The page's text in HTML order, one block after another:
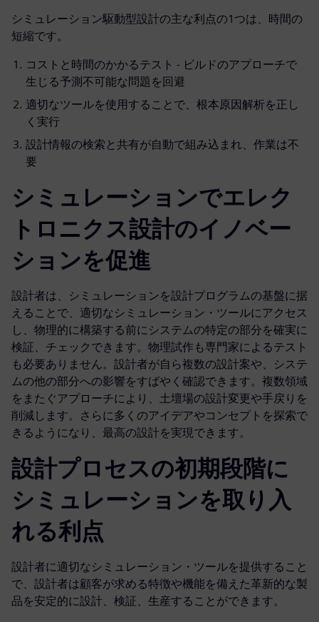
シミュレーション駆動型設計の主な利点の1つは、時間の
短縮です。
コストと時間のかかるテスト - ビルドのアプローチで
生じる予測不可能な問題を回避
適切なツールを使用することで、根本原因解析を正し
く実行
設計情報の検索と共有が自動で組み込まれ、作業は不
要
シミュレーションでエレク
トロニクス設計のイノベー
ションを促進
設計者は、シミュレーションを設計プログラムの基盤に据
えることで、適切なシミュレーション・ツールにアクセス
し、物理的に構築する前にシステムの特定の部分を確実に
検証、チェックできます。物理試作も専門家によるテスト
も必要ありません。設計者が自ら複数の設計案や、システ
ムの他の部分への影響をすばやく確認できます。複数領域
をまたぐアプローチにより、土壇場の設計変更や手戻りを
削減します。さらに多くのアイデアやコンセプトを探索で
きるようになり、最高の設計を実現できます。
設計プロセスの初期段階に
シミュレーションを取り入
れる利点
設計者に適切なシミュレーション・ツールを提供すること
で、設計者は顧客が求める特徴や機能を備えた革新的な製
品を安定的に設計、検証、生産することができます。